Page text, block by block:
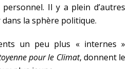
Il y a plein d’autres
dans la sphère politique.
un peu plus « internes »
pour le Climat, donnent le